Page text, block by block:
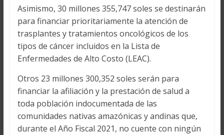
Asimismo, 30 millones 355,747 soles se destinarán
para financiar prioritariamente la atención de
trasplantes y tratamientos oncológicos de los
tipos de cáncer incluidos en la Lista de
Enfermedades de Alto Costo (LEAC).
Otros 23 millones 300,352 soles serán para
financiar la afiliación y la prestación de salud a
toda población indocumentada de las
comunidades nativas amazónicas y andinas que,
durante el Año Fiscal 2021, no cuente con ningún